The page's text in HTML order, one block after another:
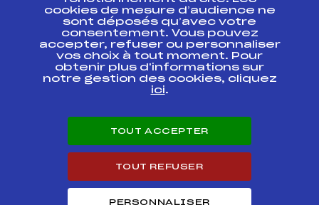
Projet de performance fédéral
Antidopage
Pôle Développement, Formation, Suivi
Scientifique
Listes ministérielles
Pôle vie de l’athlète
Enseignement professionnel
Carrières
cookies de mesure d’audience ne
sont déposés qu’avec votre
consentement. Vous pouvez
accepter, refuser ou personnaliser
vos choix à tout moment. Pour
obtenir plus d'informations sur
notre gestion des cookies, cliquez
ici.
TOUT ACCEPTER
TOUT REFUSER
PERSONNALISER